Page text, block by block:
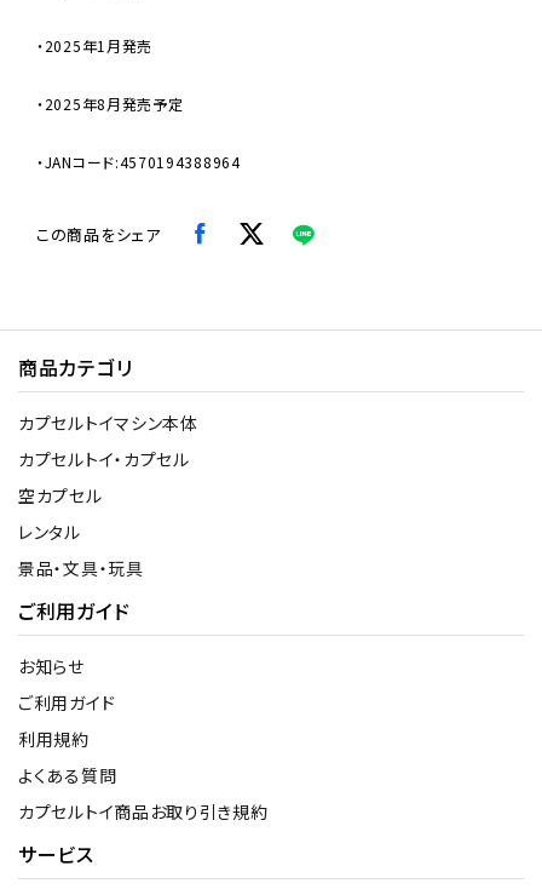
・2025年1月発売
・2025年8月発売予定
・JANコード:4570194388964
この商品をシェア
商品カテゴリ
カプセルトイマシン本体
カプセルトイ・カプセル
空カプセル
レンタル
景品・文具・玩具
ご利用ガイド
お知らせ
ご利用ガイド
利用規約
よくある質問
カプセルトイ商品お取り引き規約
サービス